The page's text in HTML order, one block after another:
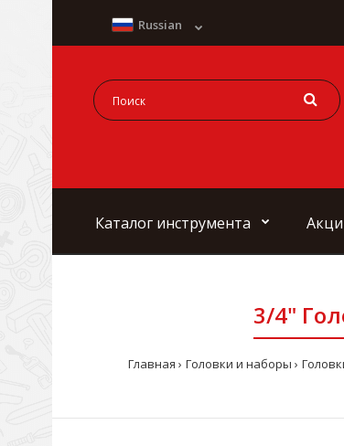
Russian
Каталог инструмента
3/4"
Главная Головки и наборы